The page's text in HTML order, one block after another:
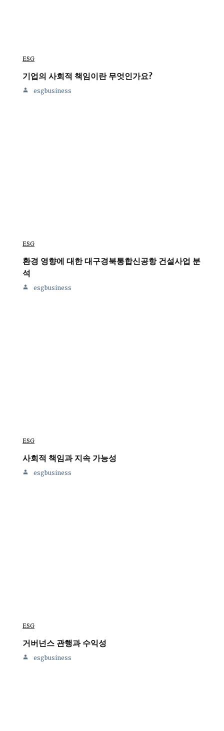
ESG
기업의 사회적 책임이란 무엇인가요?
esgbusiness
ESG
환경 영향에 대한 대구경북통합신공항 건설사업 분
석
esgbusiness
ESG
사회적 책임과 지속 가능성
esgbusiness
ESG
거버넌스 관행과 수익성
esgbusiness